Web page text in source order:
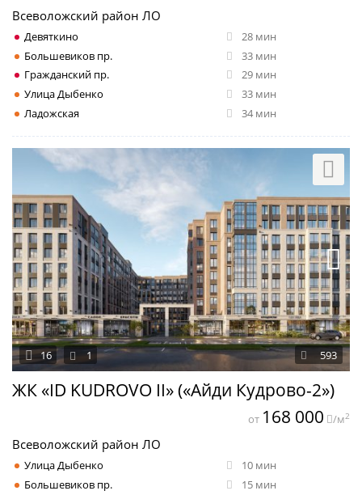
Всеволожский район ЛО
Девяткино
28 мин
Большевиков пр.
33 мин
Гражданский пр.
29 мин
Улица Дыбенко
33 мин
Ладожская
34 мин
ЖК «ID KUDROVO II» («Айди Кудрово-2»)
593
16 1
Всеволожский район ЛО
Улица Дыбенко
10 мин
Большевиков пр.
15 мин
от 168 000 /м2